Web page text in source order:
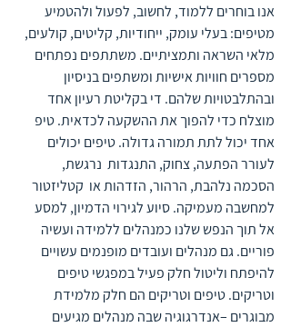
אנו בוחרים ללמוד, לחשוב, לפעול ולהטמיע
מטיפים: בעלי עומק, ייחודיות, קליטים, קולעים,
מלאי השראה ותמציתיים. משתתפים נפתחים
מספרים חוויות אישיות ומשתפים בניסיון
ובהתלבטויות שלהם. די בקליטת רעיון אחד
מוצלח כדי להפוך את ההשקעה לכדאית. טיפ
אחד יכול לתת תמורה גדולה. טיפים יכולים
לעורר הפתעה, צחוק, התנגדות  נרגשת,
הסכמה נלהבת, הרהור, הזדהות או  קטליזטור
למחשבה מעמיקה. סיוע לגירוי הדמיון, למסע
אל תוך הנפש שלנו כמנהלים ללמידה ועשיה
פוריים. גם מנהלים ועובדים מופנמים עשויים
להיפתח וליטול חלק פעיל במפגשי טיפים
וטריקים. טיפים וטריקים הם חלק מלמידת
מבוגרים –אנדרגוגיה שבה מנהלים מגיעים